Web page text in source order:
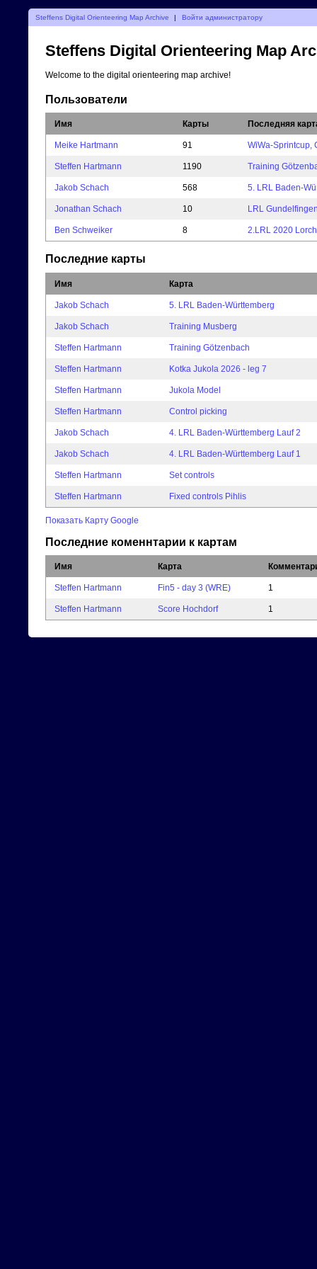
Steffens Digital Orienteering Map Archive | Войти администратору
Steffens Digital Orienteering Map
Welcome to the digital orienteering map archive!
Пользователи
Имя Карты Последняя
Meike Hartmann 91 WiWa-Sprintcup,
Steffen Hartmann 1190 Training
Jakob Schach 568 5. LRL Baden-
Jonathan Schach 10 LRL
Ben Schweiker 8 2.LRL 2020 Lorch
Последние карты
Имя Карта
Jakob Schach 5. LRL Baden-Württemberg
Jakob Schach Training Musberg
Steffen Hartmann Training Götzenbach
Steffen Hartmann Kotka Jukola 2026 - leg 7
Steffen Hartmann Jukola Model
Steffen Hartmann Control picking
Jakob Schach 4. LRL Baden-Württemberg Lauf 2
Jakob Schach 4. LRL Baden-Württemberg Lauf 1
Steffen Hartmann Set controls
Steffen Hartmann Fixed controls Pihlis
Показать Карту Google
Последние коменнтарии к картам
Имя Карта
Steffen Hartmann Fin5 - day 3 (WRE) 1
Steffen Hartmann Score Hochdorf 1